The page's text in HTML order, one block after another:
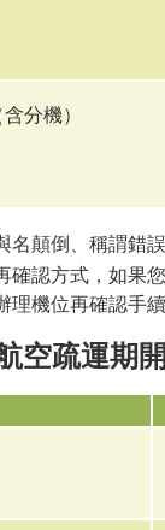
分機）
名顛倒、稱謂錯
確認方式，如果
機位再確認手續
空疏運期